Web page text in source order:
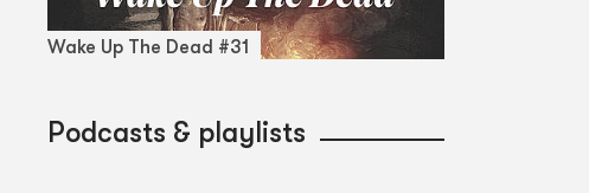
Wake Up The Dead #31
Podcasts & playlists